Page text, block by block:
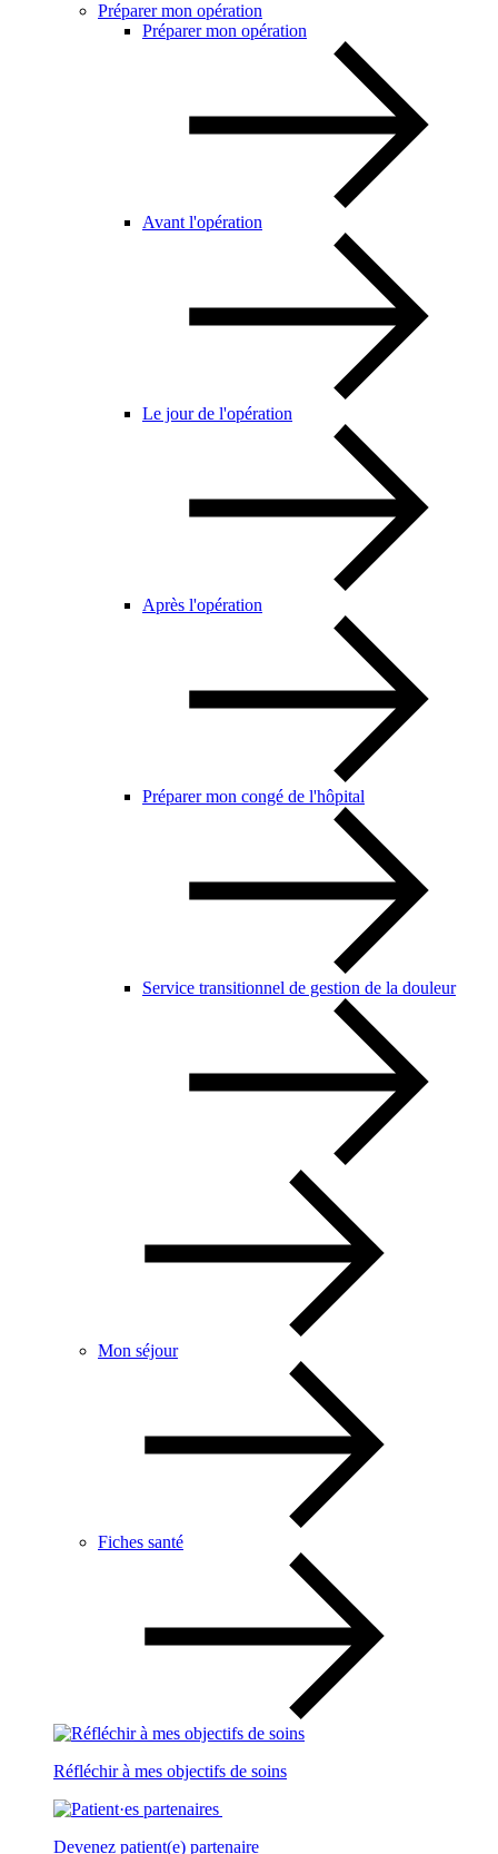
Préparer mon opération
Préparer mon opération
Avant l'opération
Le jour de l'opération
Après l'opération
Préparer mon congé de l'hôpital
Service transitionnel de gestion de la douleur
Mon séjour
Fiches santé
Réfléchir à mes objectifs de soins
Devenez patient(e) partenaire